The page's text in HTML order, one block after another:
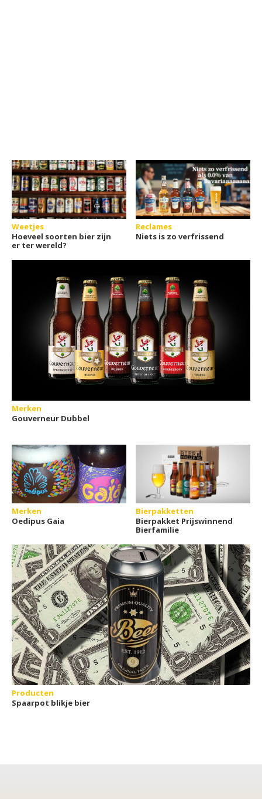
Weetjes
Hoeveel soorten bier zijn
er ter wereld?
Reclames
Niets is zo verfrissend
Merken
Gouverneur Dubbel
Merken
Oedipus Gaia
Bierpakketten
Bierpakket Prijswinnend
Bierfamilie
Producten
Spaarpot blikje bier